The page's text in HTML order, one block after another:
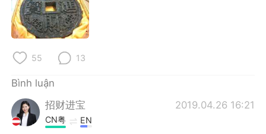
Português
55 13
Bình luận
招财进宝
2019.04.26 16:21
CN粤 EN